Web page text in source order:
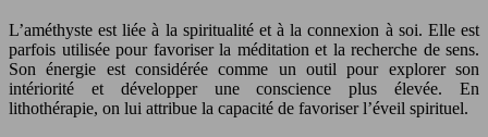
L’améthyste est liée à la spiritualité et à la connexion à soi. Elle est
parfois utilisée pour favoriser la méditation et la recherche de sens.
Son énergie est considérée comme un outil pour explorer son
intériorité et développer une conscience plus élevée. En
lithothérapie, on lui attribue la capacité de favoriser l’éveil spirituel.